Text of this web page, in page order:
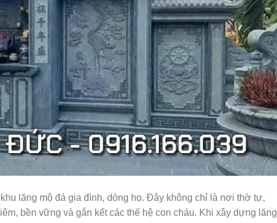
lăng mộ đá gia đình, dòng họ. Đây không chỉ là nơi thờ tự,
bền vững và gắn kết các thế hệ con cháu. Khi xây dựng lăng